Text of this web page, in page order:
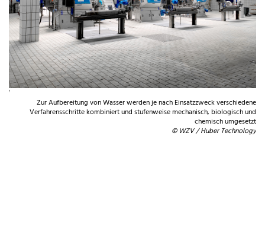
Zur Aufbereitung von Wasser werden je nach Einsatzzweck verschiedene
Verfahrensschritte kombiniert und stufenweise mechanisch, biologisch und
chemisch umgesetzt
© WZV / Huber Technology